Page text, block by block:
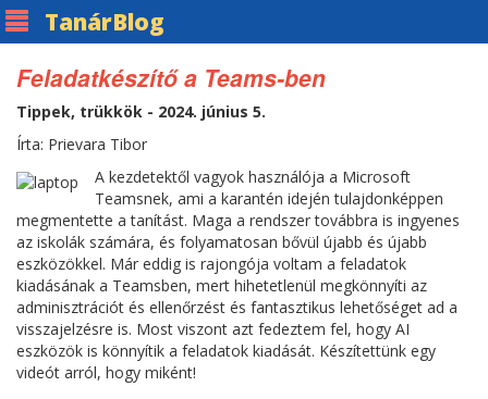
TanárBlog
Feladatkészítő a Teams-ben
Tippek, trükkök - 2024. június 5.
Írta: Prievara Tibor
A kezdetektől vagyok használója a Microsoft
Teamsnek, ami a karantén idején tulajdonképpen
megmentette a tanítást. Maga a rendszer továbbra is ingyenes
az iskolák számára, és folyamatosan bővül újabb és újabb
eszközökkel. Már eddig is rajongója voltam a feladatok
kiadásának a Teamsben, mert hihetetlenül megkönnyíti az
adminisztrációt és ellenőrzést és fantasztikus lehetőséget ad a
visszajelzésre is. Most viszont azt fedeztem fel, hogy AI
eszközök is könnyítik a feladatok kiadását. Készítettünk egy
videót arról, hogy miként!